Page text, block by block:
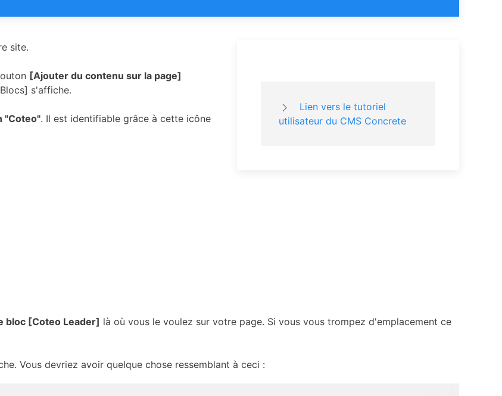
site.
[Ajouter du contenu sur la page]
s'affiche.
"Coteo". Il est identifiable grâce à cette icône
Lien vers le tutoriel
utilisateur du CMS Concrete
bloc [Coteo Leader] là où vous le voulez sur votre page. Si vous vous trompez d'emplacement ce
Vous devriez avoir quelque chose ressemblant à ceci :